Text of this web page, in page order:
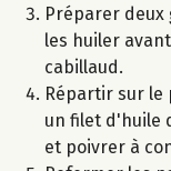
Préparer
les huiler
cabillaud.
Répartir sur
un filet d'huile
et poivrer à